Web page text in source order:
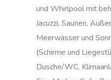
und Whirlpool mit
Jacuzzi, Saunen,
Meerwasser und
(Schirme und
Dusche/WC,